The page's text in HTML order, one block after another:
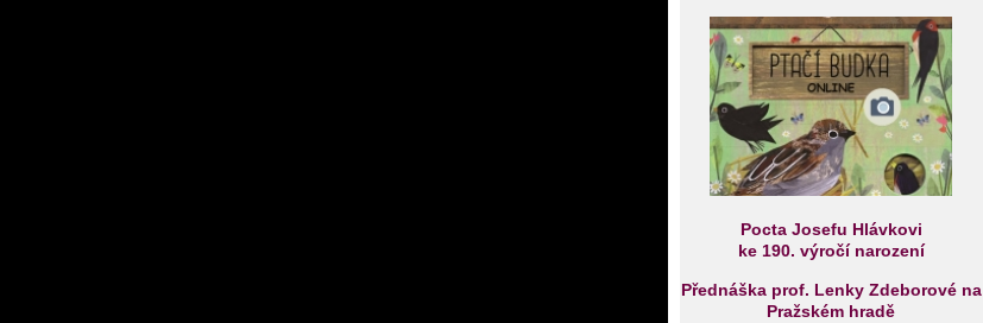
Pocta Josefu Hlávkovi
ke 190. výročí narození
Přednáška prof. Lenky Zdeborové na
Pražském hradě